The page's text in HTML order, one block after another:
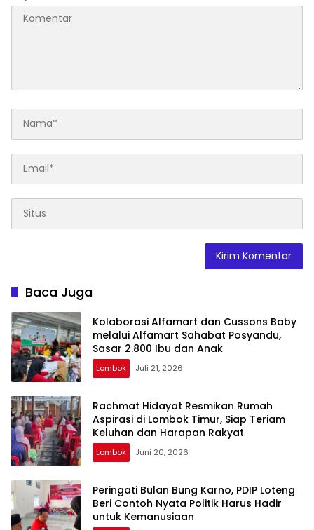
Baca Juga
Kolaborasi Alfamart dan Cussons Baby
melalui Alfamart Sahabat Posyandu,
Sasar 2.800 Ibu dan Anak
Lombok Juli 21, 2026
Rachmat Hidayat Resmikan Rumah
Aspirasi di Lombok Timur, Siap Teriam
Keluhan dan Harapan Rakyat
Lombok Juni 20, 2026
Peringati Bulan Bung Karno, PDIP Loteng
Beri Contoh Nyata Politik Harus Hadir
untuk Kemanusiaan